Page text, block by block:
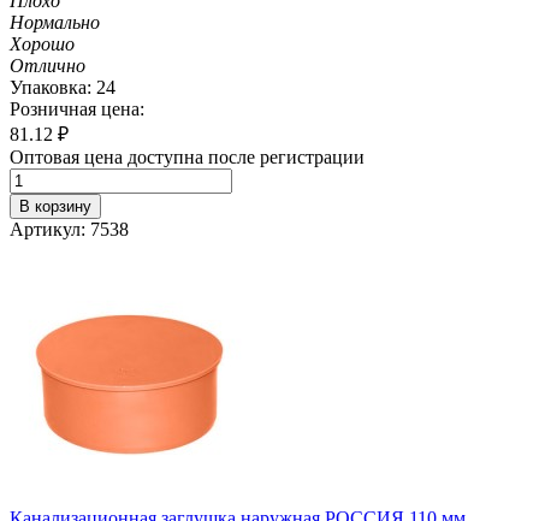
Нормально
Хорошо
Отлично
Упаковка: 24
Розничная цена:
81.12 ₽
Оптовая цена доступна после регистрации
В корзину
Артикул: 7538